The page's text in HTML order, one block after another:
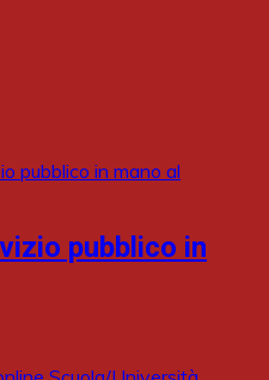
pubblico in